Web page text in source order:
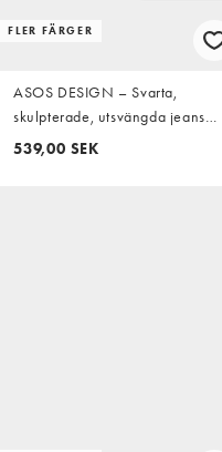
FLER FÄRGER
ASOS DESIGN – Svarta,
skulpterade, utsvängda jeans
med powerstretch
539,00 SEK